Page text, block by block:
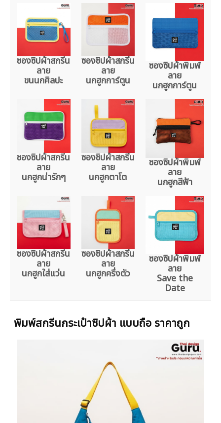
ซองซิปผ้าสกรีน
ลาย
ขนนกศิลปะ
ซองซิปผ้าสกรีน
ลาย
นกฮูกการ์ตูน
ซองซิปผ้าพิมพ์
ลาย
นกฮูกการ์ตูน
ซองซิปผ้าสกรีน
ลาย
นกฮูกน่ารักๆ
ซองซิปผ้าสกรีน
ลาย
นกฮูกตาโต
ซองซิปผ้าพิมพ์
ลาย
นกฮูกสีฟ้า
ซองซิปผ้าสกรีน
ลาย
นกฮูกใส่แว่น
ซองซิปผ้าสกรีน
ลาย
นกฮูกครึ่งตัว
ซองซิปผ้าพิมพ์
ลาย
Save the
Date
พิมพ์สกรีนกระเป๋าซิปผ้า แบบถือ ราคาถูก